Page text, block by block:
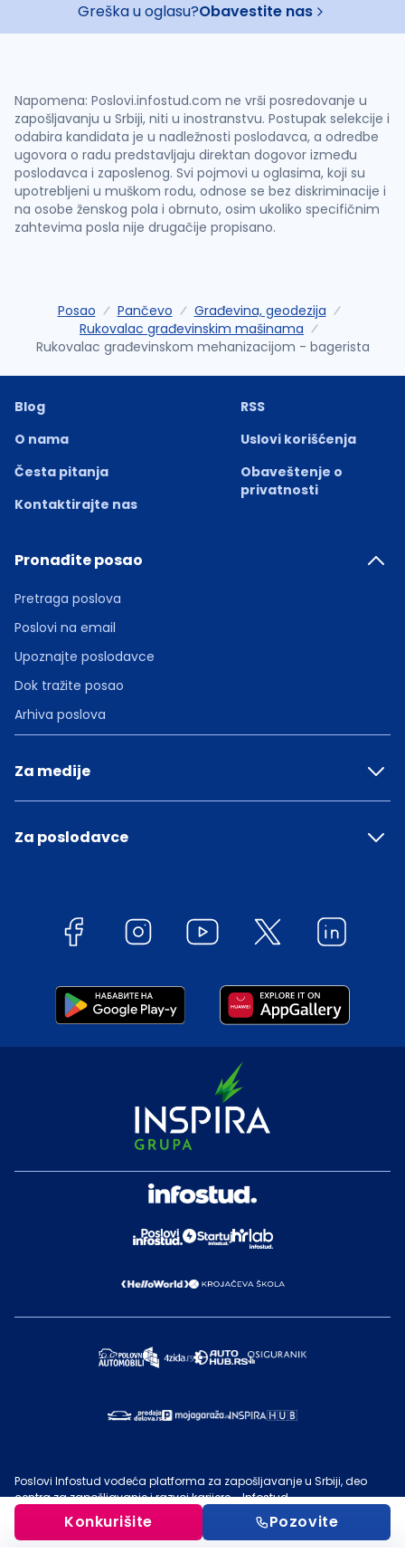
Konkurišite Pozovite
Greška u oglasu?Obavestite nas
Napomena: Poslovi.infostud.com ne vrši posredovanje u
zapošljavanju u Srbiji, niti u inostranstvu. Postupak selekcije i
odabira kandidata je u nadležnosti poslodavca, a odredbe
ugovora o radu predstavljaju direktan dogovor između
poslodavca i zaposlenog. Svi pojmovi u oglasima, koji su
upotrebljeni u muškom rodu, odnose se bez diskriminacije i
na osobe ženskog pola i obrnuto, osim ukoliko specifičnim
zahtevima posla nije drugačije propisano.
Posao Pančevo
Građevina, geodezija
Rukovalac građevinskim mašinama
Rukovalac građevinskom mehanizacijom - bagerista
Blog
O nama
Česta pitanja
Kontaktirajte nas
RSS
Uslovi korišćenja
Obaveštenje o
privatnosti
Pronađite posao
Pretraga poslova
Poslovi na email
Upoznajte poslodavce
Dok tražite posao
Arhiva poslova
Za medije
Za poslodavce
Poslovi Infostud vodeća platforma za zapošljavanje u Srbiji, deo
centra za zapošljavanje i razvoj karijere - Infostud.
©
Infostud rešenja d.o.o. Subotica, 2000 - 2026. Sadržaj sajta
Poslovi.infostud.comje vlasništvo
. Zabranjeno je njegovo